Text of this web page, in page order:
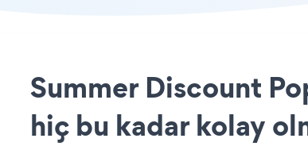
Summer Discount
hiç bu kadar kolay